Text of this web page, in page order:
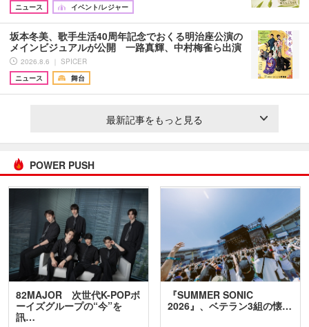
ニュース
イベント/レジャー
坂本冬美、歌手生活40周年記念でおくる明治座公演の
メインビジュアルが公開 一路真輝、中村梅雀ら出演
2026.8.6 ｜ SPICER
ニュース
舞台
最新記事をもっと見る
POWER PUSH
82MAJOR 次世代K-POPボ
ーイズグループの“今”を
訊…
『SUMMER SONIC
2026』、ベテラン3組の懐…